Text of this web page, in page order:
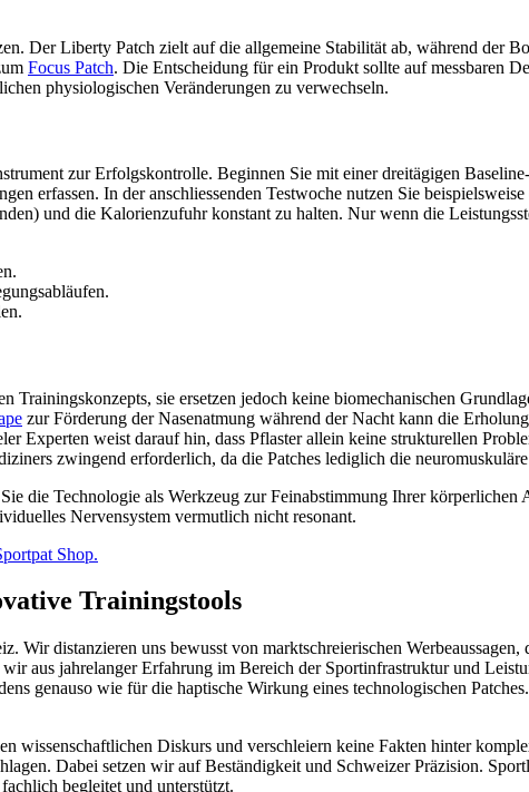
Der Liberty Patch zielt auf die allgemeine Stabilität ab, während der
Focus Patch. Die Entscheidung für ein Produkt sollte auf messbaren
physiologischen Veränderungen zu verwechseln.
zur Erfolgskontrolle. Beginnen Sie mit einer dreitägigen
erfassen. In der anschliessenden Testwoche nutzen Sie beispielsweise
und die Kalorienzufuhr konstant zu halten. Nur wenn die
Trainingskonzepts, sie ersetzen jedoch keine biomechanischen
zur Förderung der Nasenatmung während der Nacht kann die
Experten weist darauf hin, dass Pflaster allein keine strukturellen
zwingend erforderlich, da die Patches lediglich die
die Technologie als Werkzeug zur Feinabstimmung Ihrer
Nervensystem vermutlich nicht resonant.
Shop.
Trainingstools
Wir distanzieren uns bewusst von marktschreierischen
aus jahrelanger Erfahrung im Bereich der Sportinfrastruktur und
genauso wie für die haptische Wirkung eines technologischen
wissenschaftlichen Diskurs und verschleiern keine Fakten hinter
Dabei setzen wir auf Beständigkeit und Schweizer Präzision.
begleitet und unterstützt.